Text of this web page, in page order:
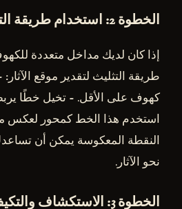
الخطوة 2: استخدام طريقة التثليث
إذا كان لديك مداخل متعددة
طريقة التثليث لتقدير موقع
كهوف على الأقل. - تخيل خطًا
استخدم هذا الخط كمحور لعكس
النقطة المعكوسة يمكن أن
نحو الآثار.
الخطوة 3: الاستكشاف والتكيف